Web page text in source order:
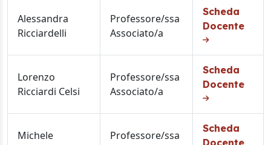
Alessandra
Ricciardelli
Professore/ssa
Associato/a
Scheda
Docente
Lorenzo
Ricciardi Celsi
Professore/ssa
Associato/a
Scheda
Docente
Michele
Professore/ssa
Scheda
Docente